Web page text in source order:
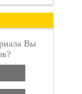
Вы